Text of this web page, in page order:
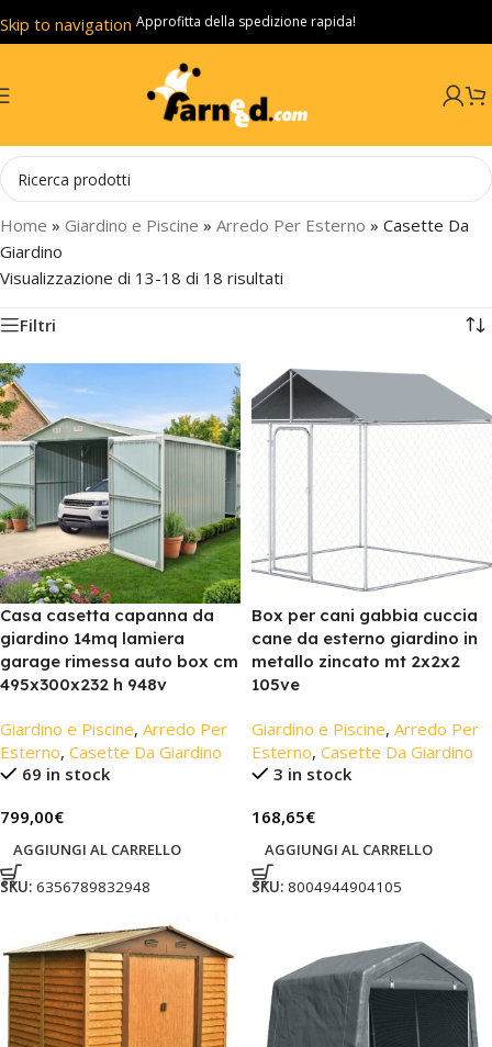
Skip to navigation
Skip to main content
Approfitta della spedizione rapida!
Home » Giardino e Piscine » Arredo Per Esterno » Casette Da
Giardino
Visualizzazione di 13-18 di 18 risultati
Filtri
Casa casetta capanna da
giardino 14mq lamiera
garage rimessa auto box cm
495x300x232 h 948v
Giardino e Piscine, Arredo Per
Esterno, Casette Da Giardino
69 in stock
799,00€
AGGIUNGI AL CARRELLO
SKU: 6356789832948
Box per cani gabbia cuccia
cane da esterno giardino in
metallo zincato mt 2x2x2
105ve
Giardino e Piscine, Arredo Per
Esterno, Casette Da Giardino
3 in stock
168,65€
AGGIUNGI AL CARRELLO
SKU: 8004944904105